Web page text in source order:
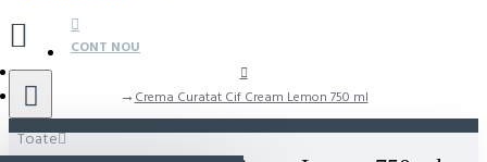
CONT NOU
Toate
Crema Curatat Cif Cream Lemon 750 ml